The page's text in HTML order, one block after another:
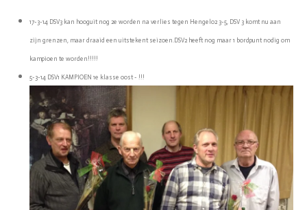
17-3-14 DSV3 kan hooguit nog 2e worden na verlies tegen Hengelo2 3-5, DSV 3 komt nu aan
zijn grenzen, maar draaid een uitstekent seizoen.DSV2 heeft nog maar 1 bordpunt nodig om
kampioen te worden!!!!!
5-3-14 DSV1 KAMPIOEN 1e klasse oost - !!!